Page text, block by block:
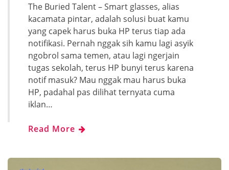
The Buried Talent – Smart glasses, alias
kacamata pintar, adalah solusi buat kamu
yang capek harus buka HP terus tiap ada
notifikasi. Pernah nggak sih kamu lagi asyik
ngobrol sama temen, atau lagi ngerjain
tugas sekolah, terus HP bunyi terus karena
notif masuk? Mau nggak mau harus buka
HP, padahal pas dilihat ternyata cuma
iklan…
Read More